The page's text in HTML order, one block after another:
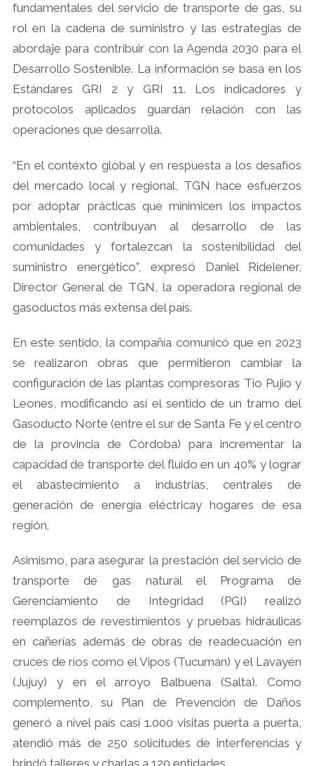
fundamentales del servicio de transporte de gas, su
rol en la cadena de suministro y las estrategias de
abordaje para contribuir con la Agenda 2030 para el
Desarrollo Sostenible. La información se basa en los
Estándares GRI 2 y GRI 11. Los indicadores y
protocolos aplicados guardan relación con las
operaciones que desarrolla.
“En el contexto global y en respuesta a los desafíos
del mercado local y regional, TGN hace esfuerzos
por adoptar prácticas que minimicen los impactos
ambientales, contribuyan al desarrollo de las
comunidades y fortalezcan la sostenibilidad del
suministro energético”, expresó Daniel Ridelener,
Director General de TGN, la operadora regional de
gasoductos más extensa del país.
En este sentido, la compañía comunicó que en 2023
se realizaron obras que permitieron cambiar la
configuración de las plantas compresoras Tío Pujio y
Leones, modificando así el sentido de un tramo del
Gasoducto Norte (entre el sur de Santa Fe y el centro
de la provincia de Córdoba) para incrementar la
capacidad de transporte del fluido en un 40% y lograr
el abastecimiento a industrias, centrales de
generación de energía eléctricay hogares de esa
región.
Asimismo, para asegurar la prestación del servicio de
transporte de gas natural el Programa de
Gerenciamiento de Integridad (PGI) realizó
reemplazos de revestimientos y pruebas hidráulicas
en cañerías además de obras de readecuación en
cruces de ríos como el Vipos (Tucumán) y el Lavayén
(Jujuy) y en el arroyo Balbuena (Salta). Como
complemento, su Plan de Prevención de Daños
generó a nivel país casi 1.000 visitas puerta a puerta,
atendió más de 250 solicitudes de interferencias y
brindó talleres y charlas a 120 entidades.